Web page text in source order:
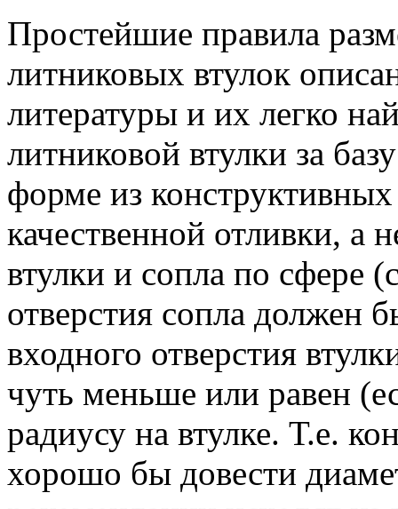
Простейшие правила
литниковых втулок
литературы и их легко
литниковой втулки за
форме из
качественной отливки, а
втулки и сопла по сфере
отверстия сопла должен
входного отверстия
чуть меньше или равен
радиусу на втулке. Т.е.
хорошо бы довести